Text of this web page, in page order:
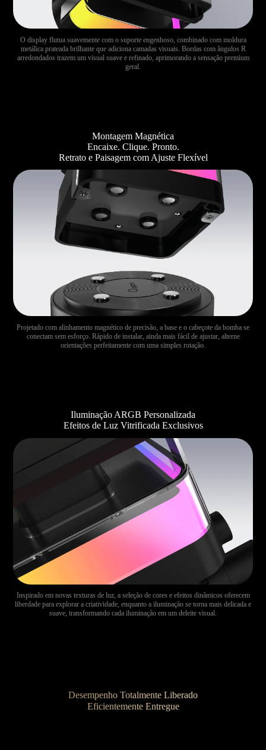
O display flutua suavemente com o suporte engenhoso, combinado com moldura
metálica prateada brilhante que adiciona camadas visuais. Bordas com ângulos R
arredondados trazem um visual suave e refinado, aprimorando a sensação premium
geral.
Montagem Magnética
Encaixe. Clique. Pronto.
Retrato e Paisagem com Ajuste Flexível
Projetado com alinhamento magnético de precisão, a base e o cabeçote da bomba se
conectam sem esforço. Rápido de instalar, ainda mais fácil de ajustar, alterne
orientações perfeitamente com uma simples rotação.
Iluminação ARGB Personalizada
Efeitos de Luz Vitrificada Exclusivos
Inspirado em novas texturas de luz, a seleção de cores e efeitos dinâmicos oferecem
liberdade para explorar a criatividade, enquanto a iluminação se torna mais delicada e
suave, transformando cada iluminação em um deleite visual.
Desempenho Totalmente Liberado
Eficientemente Entregue